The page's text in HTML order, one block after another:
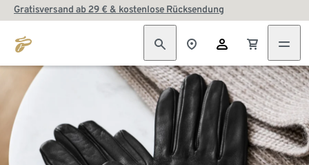
Gratisversand ab 29 € & kostenlose Rücksendung